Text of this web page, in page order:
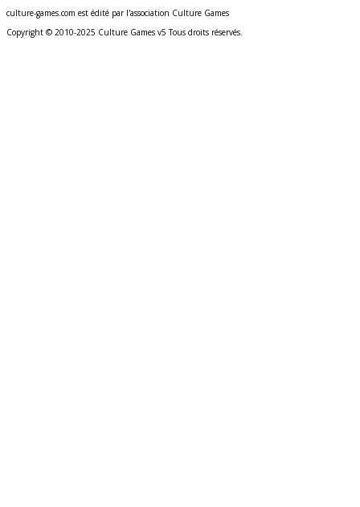
culture-games.com est édité par l'association Culture Games
Copyright © 2010-2025 Culture Games v5 Tous droits réservés.